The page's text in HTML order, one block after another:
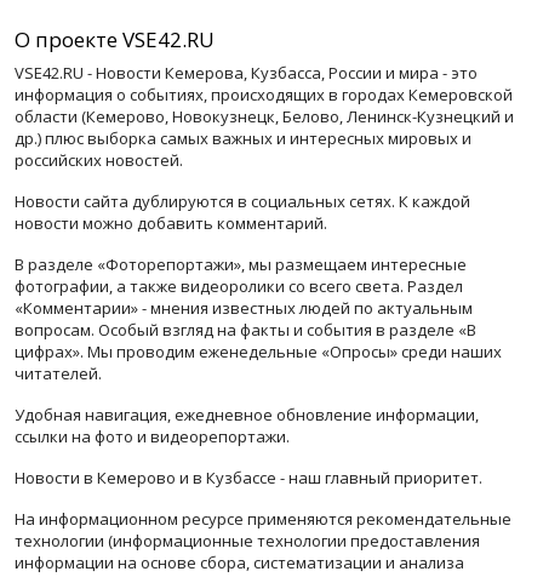
О проекте VSE42.RU
VSE42.RU - Новости Кемерова, Кузбасса, России и мира - это
информация о событиях, происходящих в городах Кемеровской
области (Кемерово, Новокузнецк, Белово, Ленинск-Кузнецкий и
др.) плюс выборка самых важных и интересных мировых и
российских новостей.
Новости сайта дублируются в социальных сетях. К каждой
новости можно добавить комментарий.
В разделе «Фоторепортажи», мы размещаем интересные
фотографии, а также видеоролики со всего света. Раздел
«Комментарии» - мнения известных людей по актуальным
вопросам. Особый взгляд на факты и события в разделе «В
цифрах». Мы проводим еженедельные «Опросы» среди наших
читателей.
Удобная навигация, ежедневное обновление информации,
ссылки на фото и видеорепортажи.
Новости в Кемерово и в Кузбассе - наш главный приоритет.
На информационном ресурсе применяются рекомендательные
технологии (информационные технологии предоставления
информации на основе сбора, систематизации и анализа